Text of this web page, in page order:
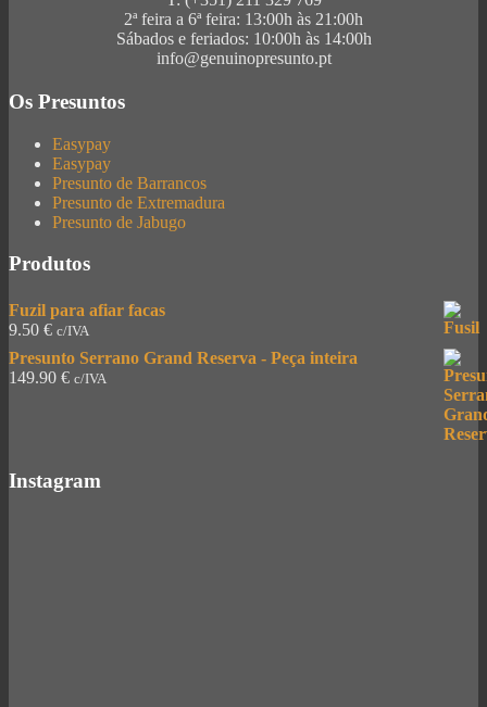
2ª feira a 6ª feira: 13:00h às 21:00h
Sábados e feriados: 10:00h às 14:00h
info@genuinopresunto.pt
Os Presuntos
Easypay
Easypay
Presunto de Barrancos
Presunto de Extremadura
Presunto de Jabugo
Produtos
Fuzil para afiar facas
9.50 € c/IVA
Presunto Serrano Grand Reserva - Peça inteira
149.90 € c/IVA
Instagram